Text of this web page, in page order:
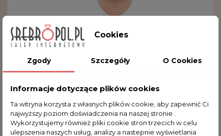
Charms Serce Best Friend CH98
Cookies
Zgody Szczegóły O Cookies
Informacje dotyczące plików cookies
Ta witryna korzysta z własnych plików cookie, aby zapewnić Ci
najwyższy poziom doświadczenia na naszej stronie .
Wykorzystujemy również pliki cookie stron trzecich w celu
ulepszenia naszych usług, analizy a nastepnie wyświetlania